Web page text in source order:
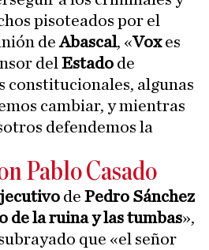
pisoteados por el
deAbascal, «Voxes
del Estado de
constitucionales, algunas
cambiar, y mientras
defendemos la
Pablo Casado
de Pedro Sánchez
de la ruina y las tumbas»,
que «el señor